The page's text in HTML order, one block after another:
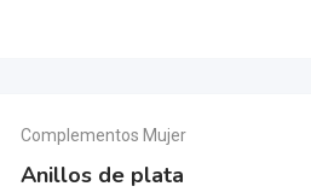
Complementos Mujer
Anillos de plata